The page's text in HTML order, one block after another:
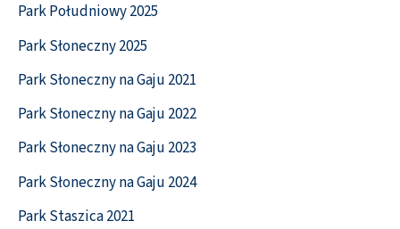
Park Południowy 2025
Park Słoneczny 2025
Park Słoneczny na Gaju 2021
Park Słoneczny na Gaju 2022
Park Słoneczny na Gaju 2023
Park Słoneczny na Gaju 2024
Park Staszica 2021